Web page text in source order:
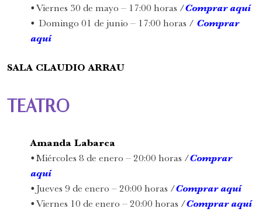
• Viernes 30 de mayo – 17:00 horas /Comprar aquí
• Domingo 01 de junio – 17:00 horas / Comprar
aquí
SALA CLAUDIO ARRAU
TEATRO
Amanda Labarca
•Miércoles 8 de enero – 20:00 horas /Comprar
aquí
• Jueves 9 de enero – 20:00 horas /Comprar aquí
• Viernes 10 de enero – 20:00 horas /Comprar aquí